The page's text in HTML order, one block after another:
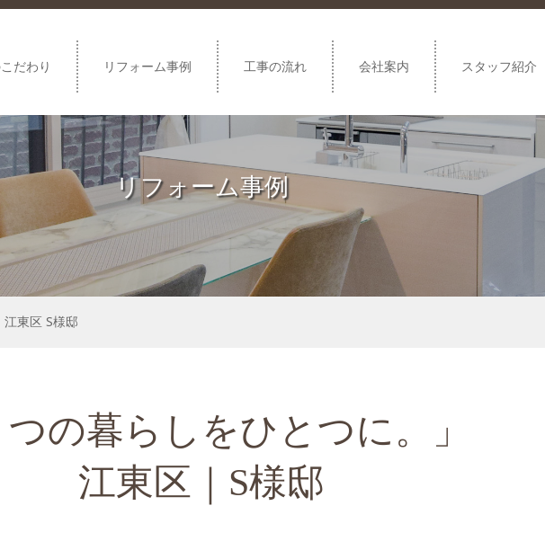
だわり リフォーム事例 工事の流れ 会社案内 スタッフ紹介
リフォーム事例
東区 S様邸
の暮らしをひとつに。」
江東区｜S様邸